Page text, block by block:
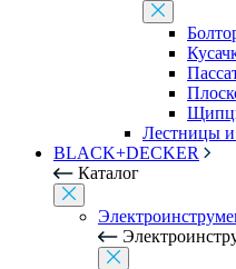
Лестницы и
BLACK+DECKER
Каталог